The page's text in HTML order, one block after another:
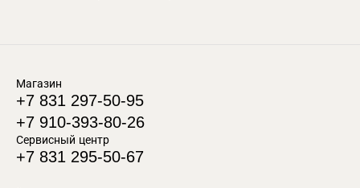
Магазин
+7 831 297-50-95
+7 910-393-80-26
Сервисный центр
+7 831 295-50-67